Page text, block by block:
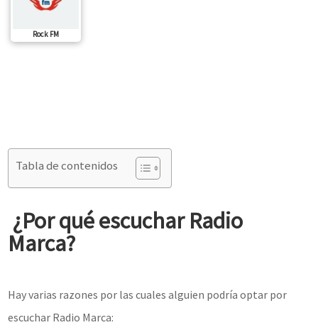
Rock FM
Tabla de contenidos
¿Por qué escuchar Radio
Marca?
Hay varias razones por las cuales alguien podría optar por
escuchar Radio Marca: